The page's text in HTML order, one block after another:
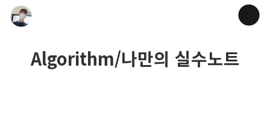
Algorithm/나만의 실수노트